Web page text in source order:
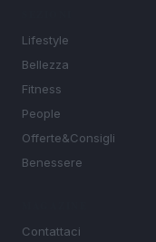
Lifestyle
Bellezza
Fitness
People
Offerte&Consigli
Benessere
Contattaci